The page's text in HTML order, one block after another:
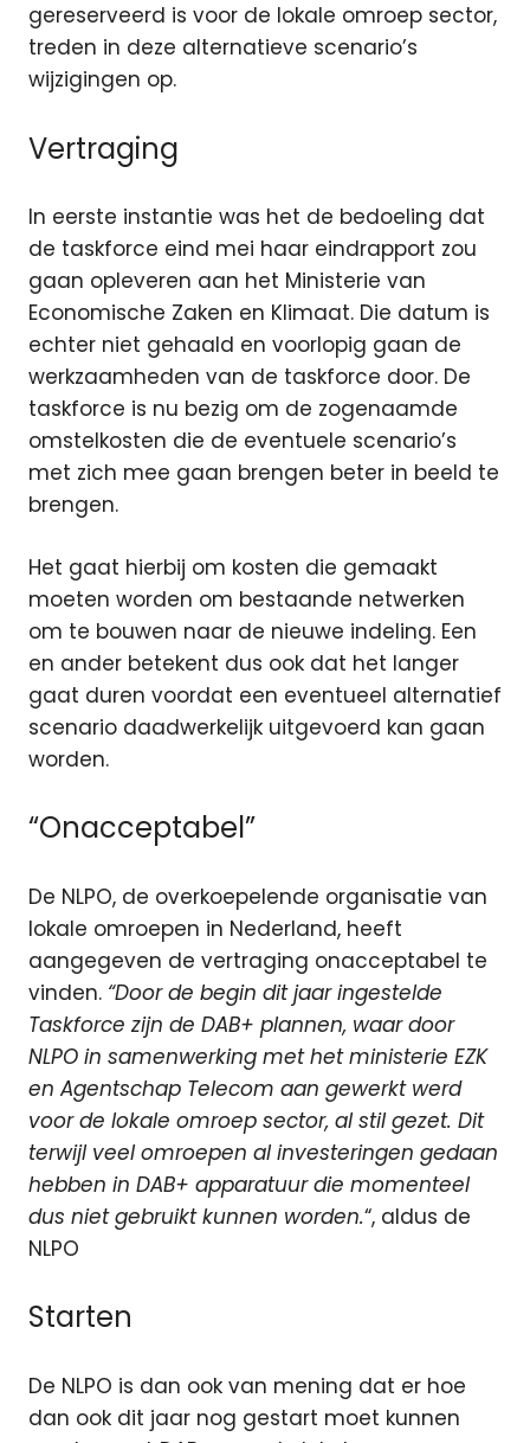
gereserveerd is voor de lokale omroep sector,
treden in deze alternatieve scenario’s
wijzigingen op.
Vertraging
In eerste instantie was het de bedoeling dat
de taskforce eind mei haar eindrapport zou
gaan opleveren aan het Ministerie van
Economische Zaken en Klimaat. Die datum is
echter niet gehaald en voorlopig gaan de
werkzaamheden van de taskforce door. De
taskforce is nu bezig om de zogenaamde
omstelkosten die de eventuele scenario’s
met zich mee gaan brengen beter in beeld te
brengen.
Het gaat hierbij om kosten die gemaakt
moeten worden om bestaande netwerken
om te bouwen naar de nieuwe indeling. Een
en ander betekent dus ook dat het langer
gaat duren voordat een eventueel alternatief
scenario daadwerkelijk uitgevoerd kan gaan
worden.
“Onacceptabel”
De NLPO, de overkoepelende organisatie van
lokale omroepen in Nederland, heeft
aangegeven de vertraging onacceptabel te
vinden. “Door de begin dit jaar ingestelde
Taskforce zijn de DAB+ plannen, waar door
NLPO in samenwerking met het ministerie EZK
en Agentschap Telecom aan gewerkt werd
voor de lokale omroep sector, al stil gezet. Dit
terwijl veel omroepen al investeringen gedaan
hebben in DAB+ apparatuur die momenteel
dus niet gebruikt kunnen worden.“, aldus de
NLPO
Starten
De NLPO is dan ook van mening dat er hoe
dan ook dit jaar nog gestart moet kunnen